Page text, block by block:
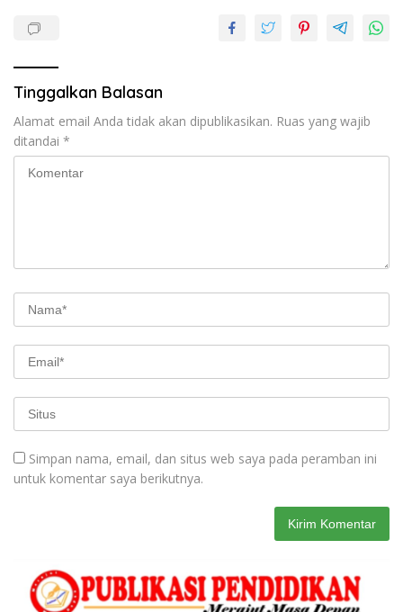
Tinggalkan Balasan
Alamat email Anda tidak akan dipublikasikan. Ruas yang wajib
ditandai *
Simpan nama, email, dan situs web saya pada peramban ini
untuk komentar saya berikutnya.